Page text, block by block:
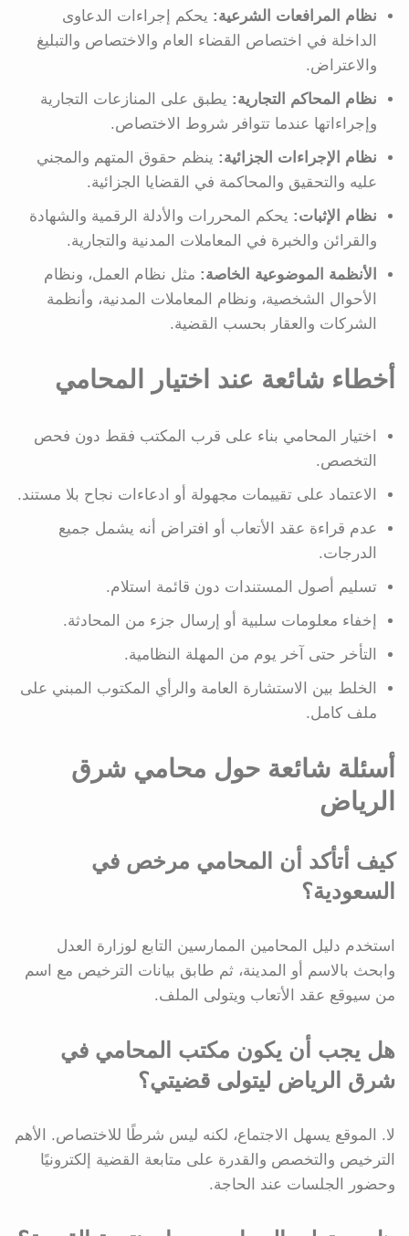
نظام المرافعات الشرعية: يحكم إجراءات الدعاوى
الداخلة في اختصاص القضاء العام والاختصاص والتبليغ
والاعتراض.
نظام المحاكم التجارية: يطبق على المنازعات التجارية
وإجراءاتها عندما تتوافر شروط الاختصاص.
نظام الإجراءات الجزائية: ينظم حقوق المتهم والمجني
عليه والتحقيق والمحاكمة في القضايا الجزائية.
نظام الإثبات: يحكم المحررات والأدلة الرقمية والشهادة
والقرائن والخبرة في المعاملات المدنية والتجارية.
الأنظمة الموضوعية الخاصة: مثل نظام العمل، ونظام
الأحوال الشخصية، ونظام المعاملات المدنية، وأنظمة
الشركات والعقار بحسب القضية.
أخطاء شائعة عند اختيار المحامي
اختيار المحامي بناء على قرب المكتب فقط دون فحص
التخصص.
الاعتماد على تقييمات مجهولة أو ادعاءات نجاح بلا مستند.
عدم قراءة عقد الأتعاب أو افتراض أنه يشمل جميع
الدرجات.
تسليم أصول المستندات دون قائمة استلام.
إخفاء معلومات سلبية أو إرسال جزء من المحادثة.
التأخر حتى آخر يوم من المهلة النظامية.
الخلط بين الاستشارة العامة والرأي المكتوب المبني على
ملف كامل.
أسئلة شائعة حول محامي شرق
الرياض
كيف أتأكد أن المحامي مرخص في
السعودية؟
استخدم دليل المحامين الممارسين التابع لوزارة العدل
وابحث بالاسم أو المدينة، ثم طابق بيانات الترخيص مع اسم
من سيوقع عقد الأتعاب ويتولى الملف.
هل يجب أن يكون مكتب المحامي في
شرق الرياض ليتولى قضيتي؟
لا. الموقع يسهل الاجتماع، لكنه ليس شرطًا للاختصاص. الأهم
الترخيص والتخصص والقدرة على متابعة القضية إلكترونيًا
وحضور الجلسات عند الحاجة.